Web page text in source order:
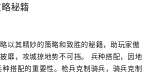
秘籍
以其精妙的策略和致胜的秘籍，助玩家傲
靡，攻城掠地势不可挡。 兵种搭配，因地
搭配的重要性。枪兵克制骑兵，骑兵克制